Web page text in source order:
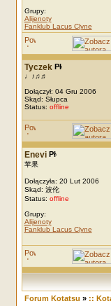
Grupy:
Alijenoty
Fanklub Lacus Clyne
Tyczek
♩♪♫♬
Dołączył: 04 Gru 2006
Skąd: Słupca
Status: offline
Enevi
苹果
Dołączyła: 20 Lut 2006
Skąd: 波伦
Status: offline
Grupy:
Alijenoty
Fanklub Lacus Clyne
Forum Kotatsu » ::